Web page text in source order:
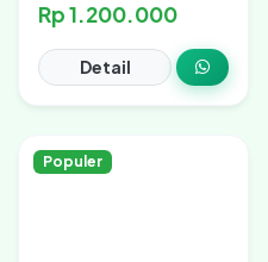
Rp 1.200.000
Detail
Populer